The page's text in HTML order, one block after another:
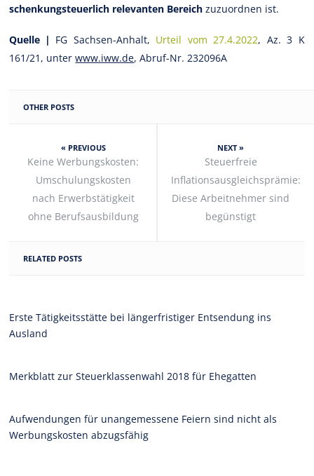
schenkungsteuerlich relevanten Bereich zuzuordnen ist.
Quelle | FG Sachsen-Anhalt, Urteil vom 27.4.2022, Az. 3 K
161/21, unterwww.iww.de, Abruf-Nr. 232096A
OTHER POSTS
« PREVIOUS
Keine Werbungskosten:
Umschulungskosten
nach Erwerbstätigkeit
ohne Berufsausbildung
NEXT »
Steuerfreie
Inflationsausgleichsprämie:
Diese Arbeitnehmer sind
begünstigt
RELATED POSTS
Erste Tätigkeitsstätte bei längerfristiger Entsendung ins
Ausland
Merkblatt zur Steuerklassenwahl 2018 für Ehegatten
Aufwendungen für unangemessene Feiern sind nicht als
Werbungskosten abzugsfähig